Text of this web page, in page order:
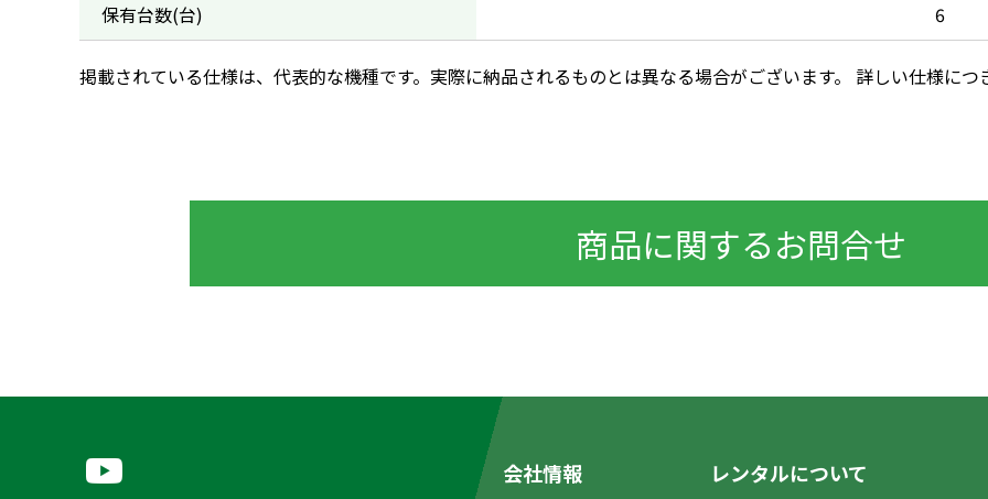
保有台数(台)
6
掲載されている仕様は、代表的な機種です。実際に納品されるものとは異なる場合がございます。 詳しい仕様に
商品に関するお問合せ
会社情報 レンタルについて